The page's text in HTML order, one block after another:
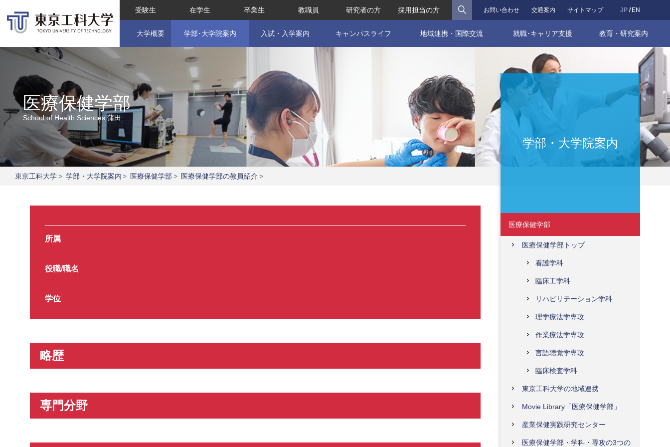
JP EN
お問い合わせ 交通案内 サイトマップ
受験生 在学生 卒業生 教職員 研究者の方 採用担当の方 検索
大学概要 学部･大学院案内 入試・入学案内 キャンパスライフ 地域連携・国際交流 就職･キャリア支援 教育・研究案内
医療保健学部
School of Health Sciences蒲田
東京工科大学> 学部・大学院案内 > 医療保健学部 > 医療保健学部の教員紹介 >
所属
役職/職名
学位
略歴
専門分野
学部・大学院案内
医療保健学部
医療保健学部トップ
看護学科
臨床工学科
リハビリテーション学科
理学療法学専攻
作業療法学専攻
言語聴覚学専攻
臨床検査学科
東京工科大学の地域連携
Movie Library「医療保健学部」
産業保健実践研究センター
医療保健学部・学科・専攻の3つの